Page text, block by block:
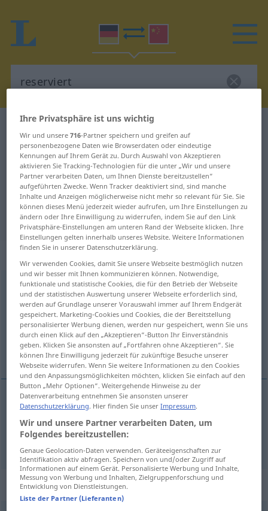
Deutsch-Chinesisch Wörterbuch
Deutsch-Chinesisch Übersetzung
für "reserviert"
"reserviert" Chinesisch
Übersetzung
„reserviert“
reserviert
Übersicht aller Übersetzungen
(Für mehr Details die Übersetzung anklicken/antippen)
预订了的, 保留了的
预订了的[yùdìnglede] reserviertTicket
保留了的 [bǎoliúlede] reserviert
Synonyme für "reserviert"
Ihre Privatsphäre ist uns wichtig
Wir und unsere716-Partner speichern und greifen auf
personenbezogene Daten wie Browserdaten oder eindeutige
Kennungen auf Ihrem Gerät zu. Durch Auswahl von Akzeptieren
aktivieren Sie Tracking-Technologien für die unter „Wir und unsere
Partner verarbeiten Daten, um Ihnen Dienste bereitzustellen“
aufgeführten Zwecke. Wenn Tracker deaktiviert sind, sind manche
Inhalte und Anzeigen möglicherweise nicht mehr so relevant für Sie. Sie
können dieses Menü jederzeit wieder aufrufen, um Ihre Einstellungen zu
ändern oder Ihre Einwilligung zu widerrufen, indem Sie auf den Link
Privatsphäre-Einstellungen am unteren Rand der Webseite klicken. Ihre
Einstellungen gelten innerhalb unseres Website. Weitere Informationen
finden Sie in unserer Datenschutzerklärung.
Wir verwenden Cookies, damit Sie unsere Webseite bestmöglich nutzen
und wir besser mit Ihnen kommunizieren können. Notwendige,
funktionale und statistische Cookies, die für den Betrieb der Webseite
und der statistischen Auswertung unserer Webseite erforderlich sind,
werden auf Grundlage unserer Vorauswahl immer auf Ihrem Endgerät
gespeichert. Marketing-Cookies und Cookies, die der Bereitstellung
personalisierter Werbung dienen, werden nur gespeichert, wenn Sie uns
durch einen Klick auf den „Akzeptieren“-Button Ihr Einverständnis
geben. Klicken Sie ansonsten auf „Fortfahren ohne Akzeptieren“. Sie
können Ihre Einwilligung jederzeit für zukünftige Besuche unserer
Webseite widerrufen. Wenn Sie weitere Informationen zu den Cookies
und den Anpassungsmöglichkeiten möchten, klicken Sie einfach auf den
Button „Mehr Optionen“. Weitergehende Hinweise zu der
Datenverarbeitung entnehmen Sie ansonsten unserer
Datenschutzerklärung. Hier finden Sie unserImpressum.
Wir und unsere Partner verarbeiten Daten, um
Folgendes bereitzustellen:
Genaue Geolocation-Daten verwenden. Geräteeigenschaften zur
Identifikation aktiv abfragen. Speichern von und/oder Zugriff auf
Informationen auf einem Gerät. Personalisierte Werbung und Inhalte,
Messung von Werbung und Inhalten, Zielgruppenforschung und
Entwicklung von Dienstleistungen.
Liste der Partner (Lieferanten)